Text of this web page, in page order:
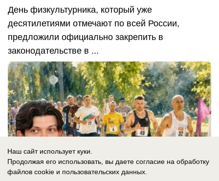
День физкультурника, который уже
десятилетиями отмечают по всей России,
предложили официально закрепить в
законодательстве в ...
Наш сайт использует куки.
Продолжая его использовать, вы даете согласие на обработку
файлов cookie и пользовательских данных.